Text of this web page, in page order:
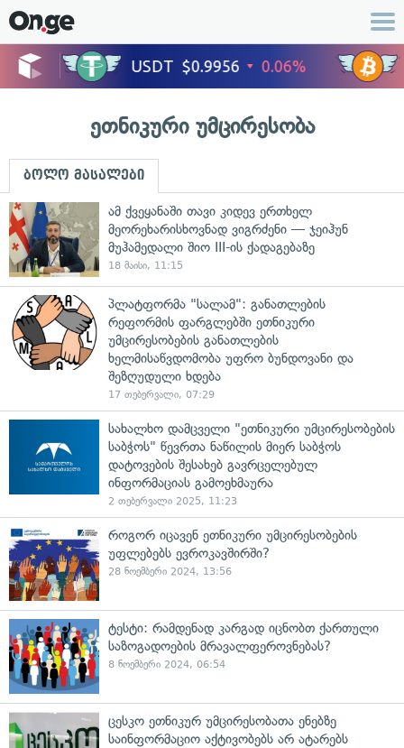
ეთნიკური უმცირესობა
ბოლო მასალები
ამ ქვეყანაში თავი კიდევ ერთხელ
მეორეხარისხოვნად ვიგრძენი — ჯეიჰუნ
მუჰამედალი შიო III-ის ქადაგებაზე
18 მაისი, 11:15
პლატფორმა "სალამ": განათლების
რეფორმის ფარგლებში ეთნიკური
უმცირესობების განათლების
ხელმისაწვდომობა უფრო ბუნდოვანი და
შეზღუდული ხდება
17 თებერვალი, 07:29
სახალხო დამცველი "ეთნიკური უმცირესობების
საბჭოს" წევრთა ნაწილის მიერ საბჭოს
დატოვების შესახებ გავრცელებულ
ინფორმაციას გამოეხმაურა
2 თებერვალი 2025, 11:23
როგორ იცავენ ეთნიკური უმცირესობების
უფლებებს ევროკავშირში?
28 ნოემბერი 2024, 13:56
ტესტი: რამდენად კარგად იცნობთ ქართული
საზოგადოების მრავალფეროვნებას?
8 ნოემბერი 2024, 06:54
ცესკო ეთნიკურ უმცირესობათა ენებზე
საინფორმაციო აქტივობებს არ ატარებს